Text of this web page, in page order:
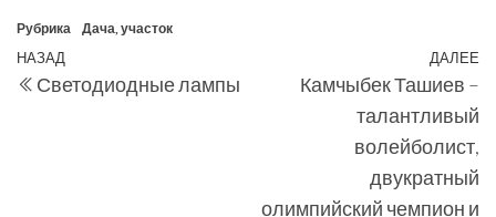
Рубрика Дача, участок
Навигация
по
Предыдущая
запись
НАЗАД
Светодиодные лампы
ДАЛЕЕ
Камчыбек Ташиев –
талантливый
волейболист,
двукратный
олимпийский чемпион и